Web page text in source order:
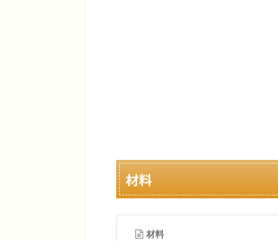
材料
材料